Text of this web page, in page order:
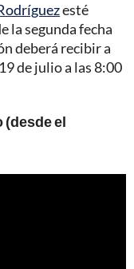
esté
la segunda fecha
deberá recibir a
de julio a las 8:00
(desde el